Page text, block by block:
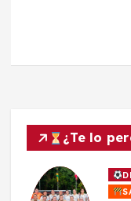
¿Te lo